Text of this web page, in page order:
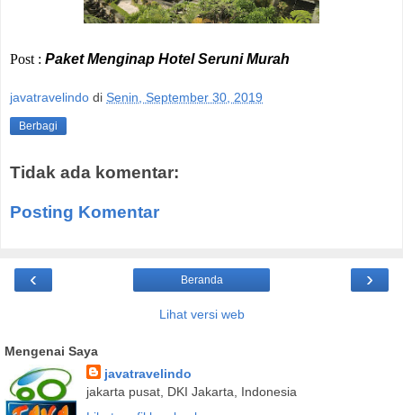
Post : Paket Menginap Hotel Seruni Murah
javatravelindo di Senin, September 30, 2019
Berbagi
Tidak ada komentar:
Posting Komentar
‹ ›
Beranda
Lihat versi web
Mengenai Saya
javatravelindo
jakarta pusat, DKI Jakarta, Indonesia